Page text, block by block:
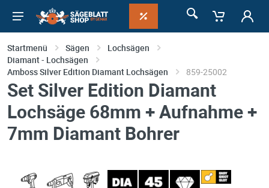
Startmenü Sägen
Lochsägen
Diamant - Lochsägen
Amboss Silver Edition Diamant Lochsägen
859-25002
Set Silver Edition Diamant
Lochsäge 68mm + Aufnahme +
7mm Diamant Bohrer